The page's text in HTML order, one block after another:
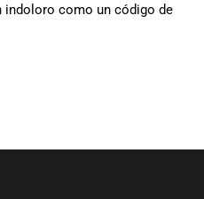
indoloro como un código de